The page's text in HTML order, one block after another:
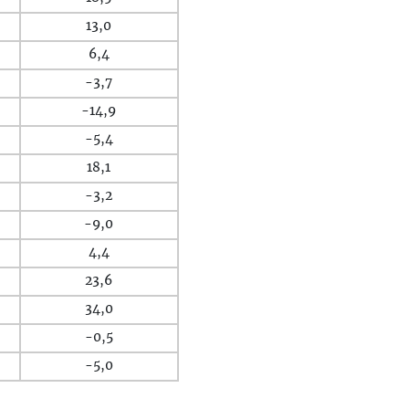
13,0
6,4
-3,7
-14,9
-5,4
18,1
-3,2
-9,0
4,4
23,6
34,0
-0,5
-5,0